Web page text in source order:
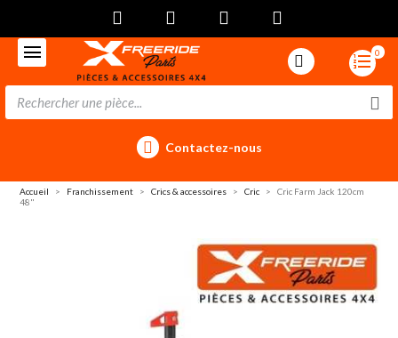
0
Contactez-nous
Accueil Franchissement Crics & accessoires Cric
Cric Farm Jack 120cm
48"